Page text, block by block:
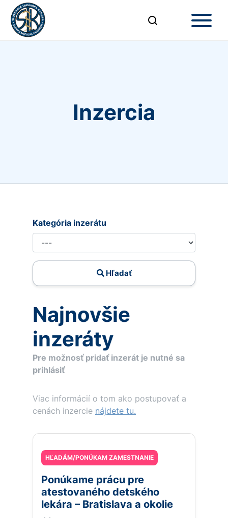
Inzercia
Kategória inzerátu
Hľadať
Najnovšie
inzeráty
Pre možnosť pridať inzerát je nutné sa
prihlásiť
Viac informácií o tom ako postupovať a
cenách inzercie nájdete tu.
HĽADÁM/PONÚKAM ZAMESTNANIE
Ponúkame prácu pre
atestovaného detského
lekára – Bratislava a okolie